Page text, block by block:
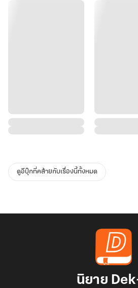
ดูอีบุ๊กที่คล้ายกับเรื่องนี้ทั้งหมด
นิยาย